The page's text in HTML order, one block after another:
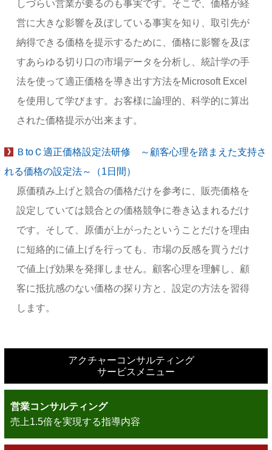
しづらい営業が要るのも事実です。そこで、価格が経
営に大きな影響を及ぼしている事実を知り、取引先が
納得できる価格を提示するために、価格に影響を及ぼ
すあらゆる切り口の市場データを分析し、統計学の手
法を使って適正価格を導き出す方法をMicrosoft Excel
を使用して学びます。お客様に論理的、科学的に算出
された価格提示が出来ます。
ＢtoＣ適正価格設定法研修 ～顧客心理を踏まえた支持さ
れる価格の設定法～（1日間）
原価積み上げと競合の価格だけを参考に、販売価格を
設定していては競合との価格競争に巻き込まれるだけ
です。そして、原価が上がったということだけを理由
に短絡的に値上げを行っても、市場の反感を買うだけ
で値上げ効果を発揮しません。顧客心理を理解し、顧
客に抵抗感のない価格の探り方と、設定の方法を習得
します。
アクチャーコンサルティング
サービスメニュー
営業コンサルティング
売上1.5倍を実現する指導内容